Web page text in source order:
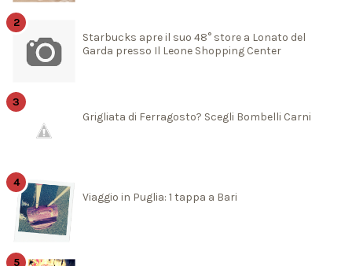
Starbucks apre il suo 48° store a Lonato del
Garda presso Il Leone Shopping Center
Grigliata di Ferragosto? Scegli Bombelli Carni
Viaggio in Puglia: 1 tappa a Bari